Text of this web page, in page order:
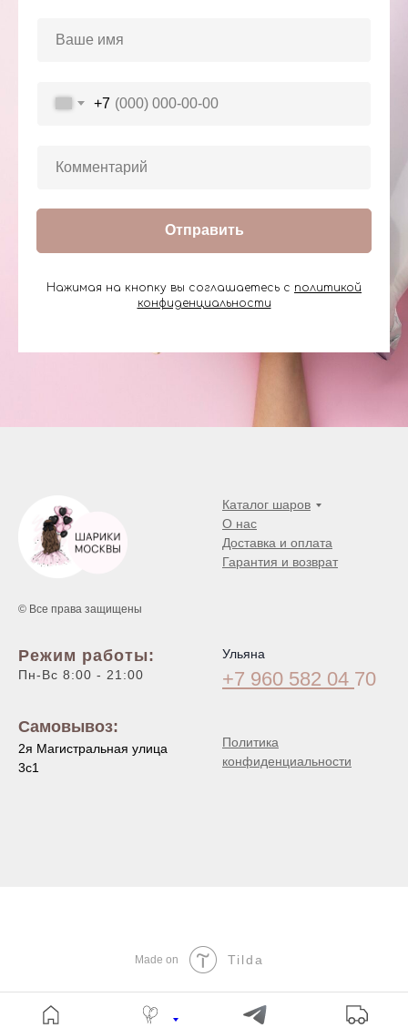
+7
Отправить
Нажимая на кнопку вы соглашаетесь с политикой
конфиденциальности
© Все права защищены
Каталог шаров
О нас
Доставка и оплата
Гарантия и возврат
Режим работы:
Пн-Вс 8:00 - 21:00
Самовывоз:
2я Магистральная улица
3с1
Ульяна
+7 960 582 04 70
Политика
конфиденциальности
Made on Tilda